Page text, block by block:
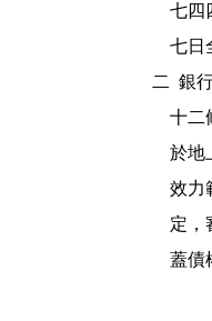
二